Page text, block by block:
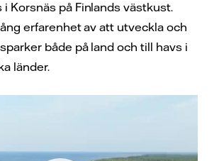
Korsnäs på Finlands västkust.
erfarenhet av att utveckla och
både på land och till havs i
länder.